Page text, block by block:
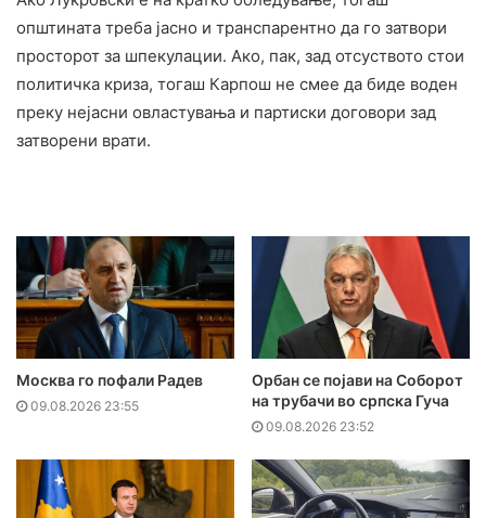
општината треба јасно и транспарентно да го затвори
просторот за шпекулации. Ако, пак, зад отсуството стои
политичка криза, тогаш Карпош не смее да биде воден
преку нејасни овластувања и партиски договори зад
затворени врати.
Москва го пофали Радев
09.08.2026 23:55
Орбан се појави на Соборот
на трубачи во српска Гуча
09.08.2026 23:52